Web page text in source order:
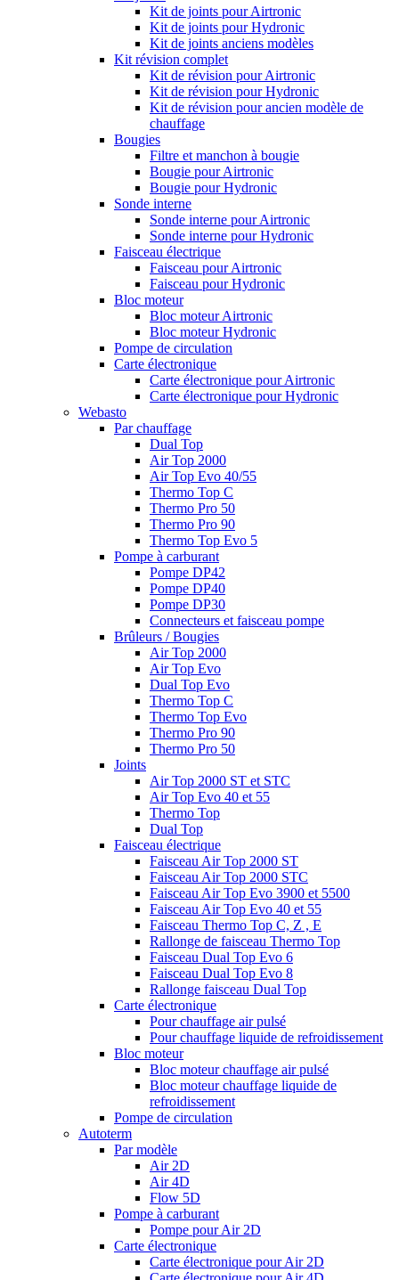
Kit de joints pour Airtronic
Kit de joints pour Hydronic
Kit de joints anciens modèles
Kit révision complet
Kit de révision pour Airtronic
Kit de révision pour Hydronic
Kit de révision pour ancien modèle de
chauffage
Bougies
Filtre et manchon à bougie
Bougie pour Airtronic
Bougie pour Hydronic
Sonde interne
Sonde interne pour Airtronic
Sonde interne pour Hydronic
Faisceau électrique
Faisceau pour Airtronic
Faisceau pour Hydronic
Bloc moteur
Bloc moteur Airtronic
Bloc moteur Hydronic
Pompe de circulation
Carte électronique
Carte électronique pour Airtronic
Carte électronique pour Hydronic
Webasto
Par chauffage
Dual Top
Air Top 2000
Air Top Evo 40/55
Thermo Top C
Thermo Pro 50
Thermo Pro 90
Thermo Top Evo 5
Pompe à carburant
Pompe DP42
Pompe DP40
Pompe DP30
Connecteurs et faisceau pompe
Brûleurs / Bougies
Air Top 2000
Air Top Evo
Dual Top Evo
Thermo Top C
Thermo Top Evo
Thermo Pro 90
Thermo Pro 50
Joints
Air Top 2000 ST et STC
Air Top Evo 40 et 55
Thermo Top
Dual Top
Faisceau électrique
Faisceau Air Top 2000 ST
Faisceau Air Top 2000 STC
Faisceau Air Top Evo 3900 et 5500
Faisceau Air Top Evo 40 et 55
Faisceau Thermo Top C, Z , E
Rallonge de faisceau Thermo Top
Faisceau Dual Top Evo 6
Faisceau Dual Top Evo 8
Rallonge faisceau Dual Top
Carte électronique
Pour chauffage air pulsé
Pour chauffage liquide de refroidissement
Bloc moteur
Bloc moteur chauffage air pulsé
Bloc moteur chauffage liquide de
refroidissement
Pompe de circulation
Autoterm
Par modèle
Air 2D
Air 4D
Flow 5D
Pompe à carburant
Pompe pour Air 2D
Carte électronique
Carte électronique pour Air 2D